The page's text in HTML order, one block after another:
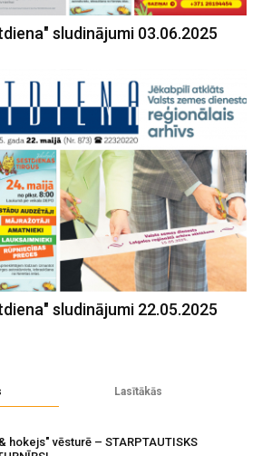
sludinājumi 03.06.2025
sludinājumi 22.05.2025
Lasītākās
hokejs" vēsturē – STARPTAUTISKS